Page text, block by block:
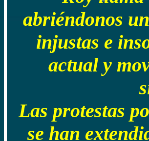
abriéndonos
injustas e
actual y
Las protestas
se han